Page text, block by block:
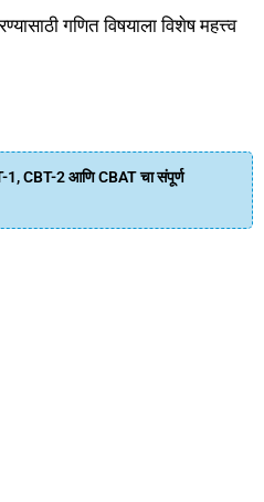
गणित विषयाला विशेष महत्त्व
CBT-2 आणि CBAT चा संपूर्ण